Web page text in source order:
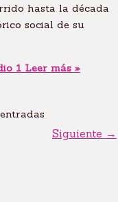
hasta la década
social de su
1 Leer más »
Siguiente →